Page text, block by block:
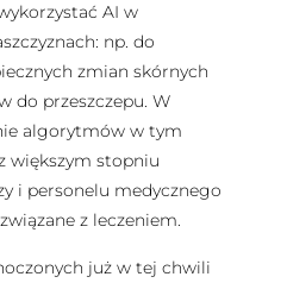
AI w
np. do
zmian skórnych
do przeszczepu. W
algorytmów w tym
większym stopniu
i personelu medycznego
z leczeniem.
już w tej chwili